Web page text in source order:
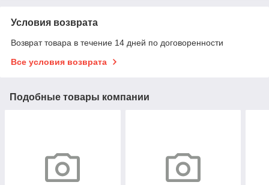
Условия возврата
Возврат товара в течение 14 дней по договоренности
Все условия возврата
Подобные товары компании